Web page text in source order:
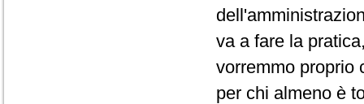
va a fare la
vorremmo proprio
per chi almeno è